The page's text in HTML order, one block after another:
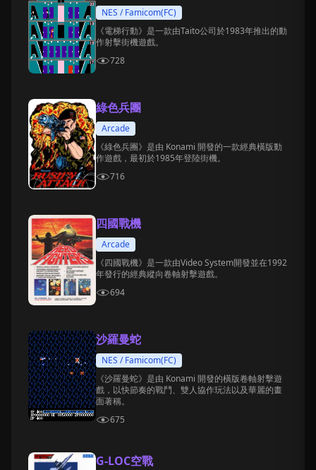
NES / Famicom(FC)
《電梯行動》是一款由Taito公司於1983年推出的動
作射擊街機遊戲。
728
綠色兵團
Arcade
《綠色兵團》是由 Konami 開發的一款經典橫版動
作遊戲，最初於1985年登陸街機。
716
四國戰機
Arcade
《四國戰機》是一款由Video System開發並在1992
年發行的經典縱向卷軸射擊遊戲。
694
沙羅曼蛇
NES / Famicom(FC)
《沙羅曼蛇》是由 Konami 開發的橫版卷軸射擊遊
戲，以快節奏的戰鬥、雙人協作玩法以及華麗的畫
面著稱。
675
G-LOC空戰